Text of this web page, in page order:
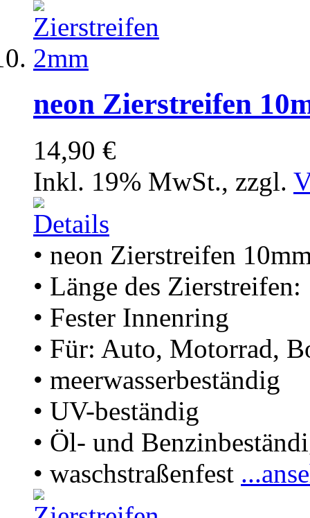
neon Zierstreifen
14,90 €
Inkl. 19% MwSt., zzgl.
• neon Zierstreifen
• Länge des Zierstreifen:
• Fester Innenring
• Für: Auto, Motorrad,
• meerwasserbeständig
• UV-beständig
• Öl- und
• waschstraßenfest